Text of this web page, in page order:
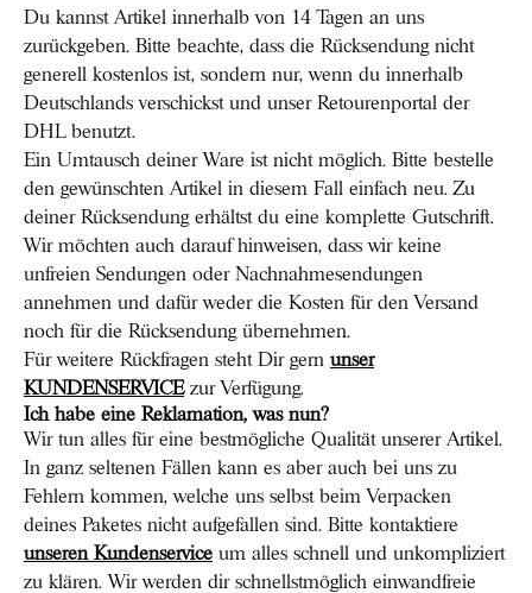
Du kannst Artikel innerhalb von 14 Tagen an uns
zurückgeben. Bitte beachte, dass die Rücksendung nicht
generell kostenlos ist, sondern nur, wenn du innerhalb
Deutschlands verschickst und unser Retourenportal der
DHL benutzt.
Ein Umtausch deiner Ware ist nicht möglich. Bitte bestelle
den gewünschten Artikel in diesem Fall einfach neu. Zu
deiner Rücksendung erhältst du eine komplette Gutschrift.
Wir möchten auch darauf hinweisen, dass wir keine
unfreien Sendungen oder Nachnahmesendungen
annehmen und dafür weder die Kosten für den Versand
noch für die Rücksendung übernehmen.
Für weitere Rückfragen steht Dir gern unser
KUNDENSERVICEzur Verfügung.
Ich habe eine Reklamation, was nun?
Wir tun alles für eine bestmögliche Qualität unserer Artikel.
In ganz seltenen Fällen kann es aber auch bei uns zu
Fehlern kommen, welche uns selbst beim Verpacken
deines Paketes nicht aufgefallen sind. Bitte kontaktiere
unseren Kundenservice um alles schnell und unkompliziert
zu klären. Wir werden dir schnellstmöglich einwandfreie